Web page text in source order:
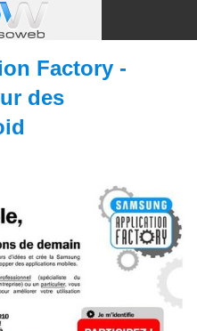
Factory -
des